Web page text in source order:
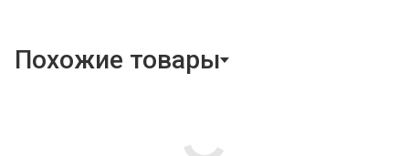
Похожие товары